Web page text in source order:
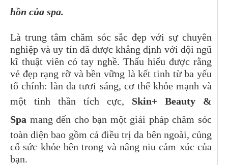
hồn của spa.
Là trung tâm chăm sóc sắc đẹp với sự chuyên
nghiệp và uy tín đã được khẳng định với đội ngũ
kĩ thuật viên có tay nghề. Thấu hiểu được rằng
vẻ đẹp rạng rỡ và bền vững là kết tinh từ ba yếu
tố chính: làn da tươi sáng, cơ thể khỏe mạnh và
một tinh thần tích cực, Skin+ Beauty &
Spa mang đến cho bạn một giải pháp chăm sóc
toàn diện bao gồm cả điều trị da bên ngoài, củng
cố sức khỏe bên trong và nâng niu cảm xúc của
bạn.